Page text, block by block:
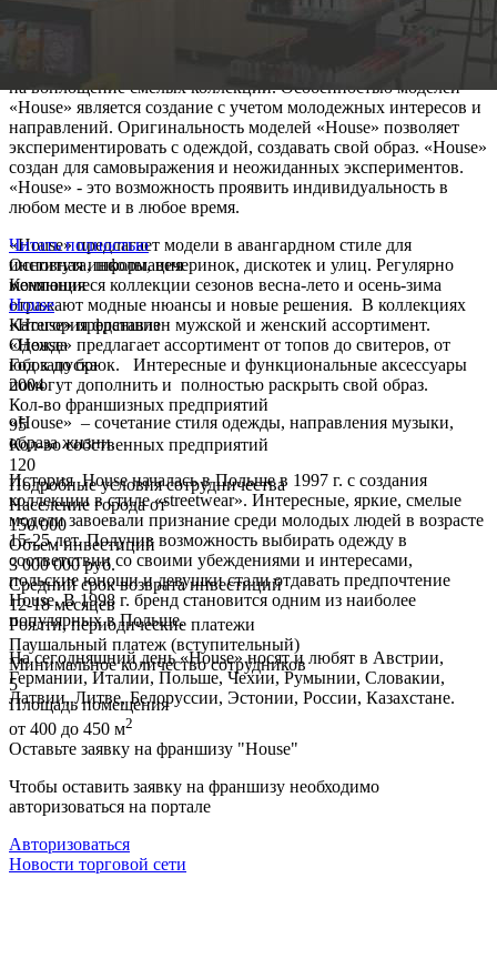
Коллекции «House» состоят из ярких, модных,
провокационных моделей. «Мода улиц» в сочетании с
на воплощение смелых коллекций. Особенностью моделей
«House» является создание с учетом молодежных интересов и
направлений. Оригинальность моделей «House» позволяет
экспериментировать с одеждой, создавать свой образ. «House»
создан для самовыражения и неожиданных экспериментов.
«House» - это возможность проявить индивидуальность в
любом месте и в любое время.
«House» предлагает модели в авангардном стиле для
института, школы, вечеринок, дискотек и улиц. Регулярно
меняющиеся коллекции сезонов весна-лето и осень-зима
отражают модные нюансы и новые решения. В коллекциях
«House» представлен мужской и женский ассортимент.
«House» предлагает ассортимент от топов до свитеров, от
юбок до брюк. Интересные и функциональные аксессуары
помогут дополнить и полностью раскрыть свой образ.
«House» – сочетание стиля одежды, направления музыки,
образа жизни.
История House началась в Польше в 1997 г. с создания
коллекции в стиле «streetwear». Интересные, яркие, смелые
модели завоевали признание среди молодых людей в возрасте
15-25 лет. Получив возможность выбирать одежду в
соответствии со своими убеждениями и интересами,
польские юноши и девушки стали отдавать предпочтение
House. В 1998 г. бренд становится одним из наиболее
популярных в Польше.
На сегодняшний день «House» носят и любят в Австрии,
Германии, Италии, Польше, Чехии, Румынии, Словакии,
Латвии, Литве, Белоруссии, Эстонии, России, Казахстане.
Читать полностью
Основная информация
Компания
House
Категория франшиз
Одежда
Год запуска
2004
Кол-во франшизных предприятий
95
Кол-во собственных предприятий
120
Подробные условия сотрудничества
Население города от
150 000
Объем инвестиций
3 000 000 руб.
Средний срок возврата инвестиций
12-18 месяцев
Роялти, периодические платежи
Паушальный платеж (вступительный)
Минимальное количество сотрудников
5
Площадь помещения
от 400 до 450 м2
Оставьте заявку на франшизу "House"
Чтобы оставить заявку на франшизу необходимо
авторизоваться на портале
Авторизоваться
Новости торговой сети